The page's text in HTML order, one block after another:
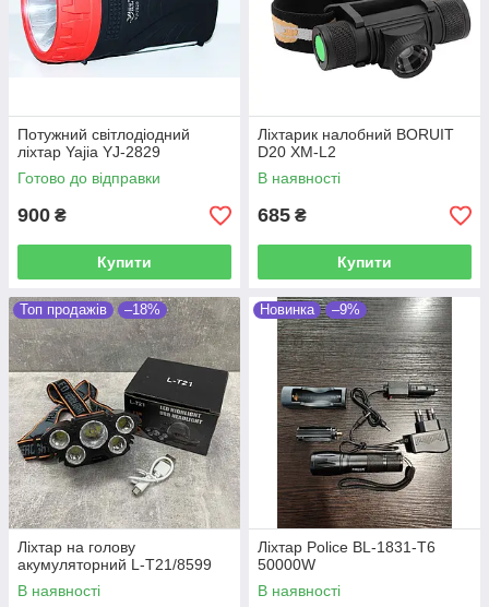
Потужний світлодіодний
ліхтар Yajia YJ-2829
Готово до відправки
900 ₴
Купити
Ліхтарик налобний BORUIT
D20 XM-L2
В наявності
685 ₴
Купити
Топ продажів –18%
Ліхтар на голову
акумуляторний L-T21/8599
В наявності
Новинка –9%
Ліхтар Police BL-1831-T6
50000W
В наявності